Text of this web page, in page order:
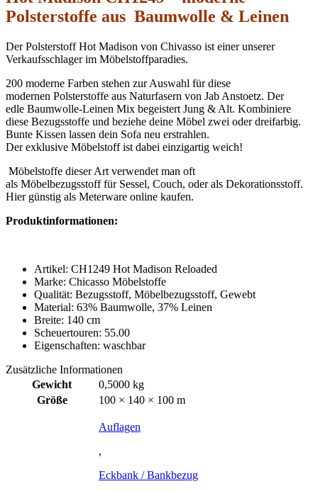
Polsterstoffe aus Baumwolle & Leinen
Der Polsterstoff Hot Madison von Chivasso ist einer unserer
Verkaufsschlager im Möbelstoffparadies.
200 moderne Farben stehen zur Auswahl für diese
modernen Polsterstoffe aus Naturfasern von Jab Anstoetz. Der
edle Baumwolle-Leinen Mix begeistert Jung & Alt. Kombiniere
diese Bezugsstoffe und beziehe deine Möbel zwei oder dreifarbig.
Bunte Kissen lassen dein Sofa neu erstrahlen.
Der exklusive Möbelstoff ist dabei einzigartig weich!
Möbelstoffe dieser Art verwendet man oft
als Möbelbezugsstoff für Sessel, Couch, oder als Dekorationsstoff.
Hier günstig als Meterware online kaufen.
Produktinformationen:
Artikel: CH1249 Hot Madison Reloaded
Marke: Chicasso Möbelstoffe
Qualität: Bezugsstoff, Möbelbezugsstoff, Gewebt
Material: 63% Baumwolle, 37% Leinen
Breite: 140 cm
Scheuertouren: 55.00
Eigenschaften: waschbar
Zusätzliche Informationen
Gewicht
0,5000 kg
Größe
100 × 140 × 100 m
Auflagen
,
Eckbank / Bankbezug